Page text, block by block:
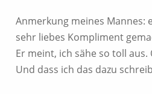
Anmerkung meines Mannes:
sehr liebes Kompliment
Er meint, ich sähe so toll aus.
Und dass ich das dazu